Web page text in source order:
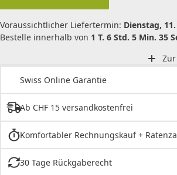
Voraussichtlicher Liefertermin: Dienstag,
Bestelle innerhalb von 1 T. 6 Std. 5 Min. 35
Swiss Online Garantie
Ab CHF 15 versandkostenfrei
Komfortabler Rechnungskauf +
30 Tage Rückgaberecht